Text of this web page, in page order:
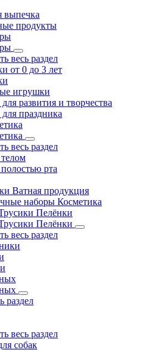
выпечка
продукты
весь раздел
от 0 до 3 лет
игрушки
развития и творчества
праздника
весь раздел
рта
Ватная продукция
наборы Косметика
Пелёнки
Пелёнки
весь раздел
раздел
весь раздел
собак